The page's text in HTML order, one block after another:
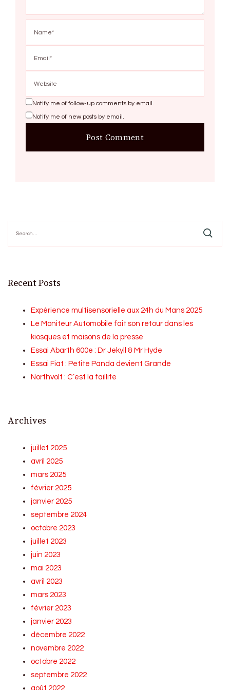
Notify me of follow-up comments by email.
Notify me of new posts by email.
for:
Recent Posts
Expérience multisensorielle aux 24h du Mans 2025
Le Moniteur Automobile fait son retour dans les
kiosques et maisons de la presse
Essai Abarth 600e : Dr Jekyll & Mr Hyde
Essai Fiat : Petite Panda devient Grande
Northvolt : C’est la faillite
Archives
juillet 2025
avril 2025
mars 2025
février 2025
janvier 2025
septembre 2024
octobre 2023
juillet 2023
juin 2023
mai 2023
avril 2023
mars 2023
février 2023
janvier 2023
décembre 2022
novembre 2022
octobre 2022
septembre 2022
août 2022